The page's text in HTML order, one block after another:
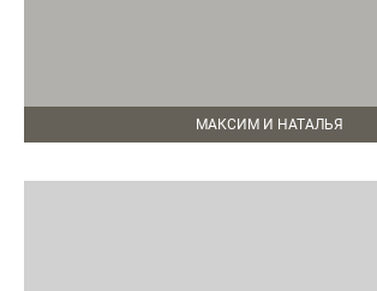
МАКСИМ И НАТАЛЬЯ